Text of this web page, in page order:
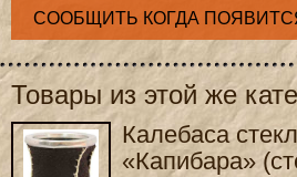
СООБЩИТЬ КОГДА
Товары из этой же
Калебаса
«Капибара»